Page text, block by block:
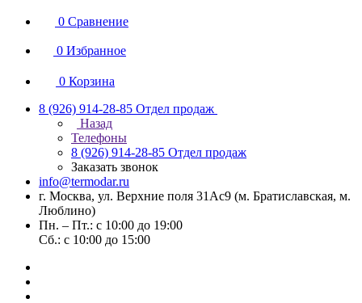
0 Сравнение
0 Избранное
0 Корзина
8 (926) 914-28-85 Отдел продаж
Назад
Телефоны
8 (926) 914-28-85 Отдел продаж
Заказать звонок
info@termodar.ru
г. Москва, ул. Верхние поля 31Ас9 (м. Братиславская, м.
Люблино)
Пн. – Пт.: с 10:00 до 19:00
Сб.: с 10:00 до 15:00